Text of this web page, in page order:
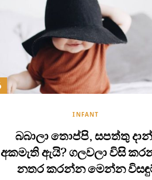
INFANT
බබාලා තොප්පි, සපත්තු
අකමැති ඇයි? ගලවලා විසි
නතර කරන්න මෙන්න